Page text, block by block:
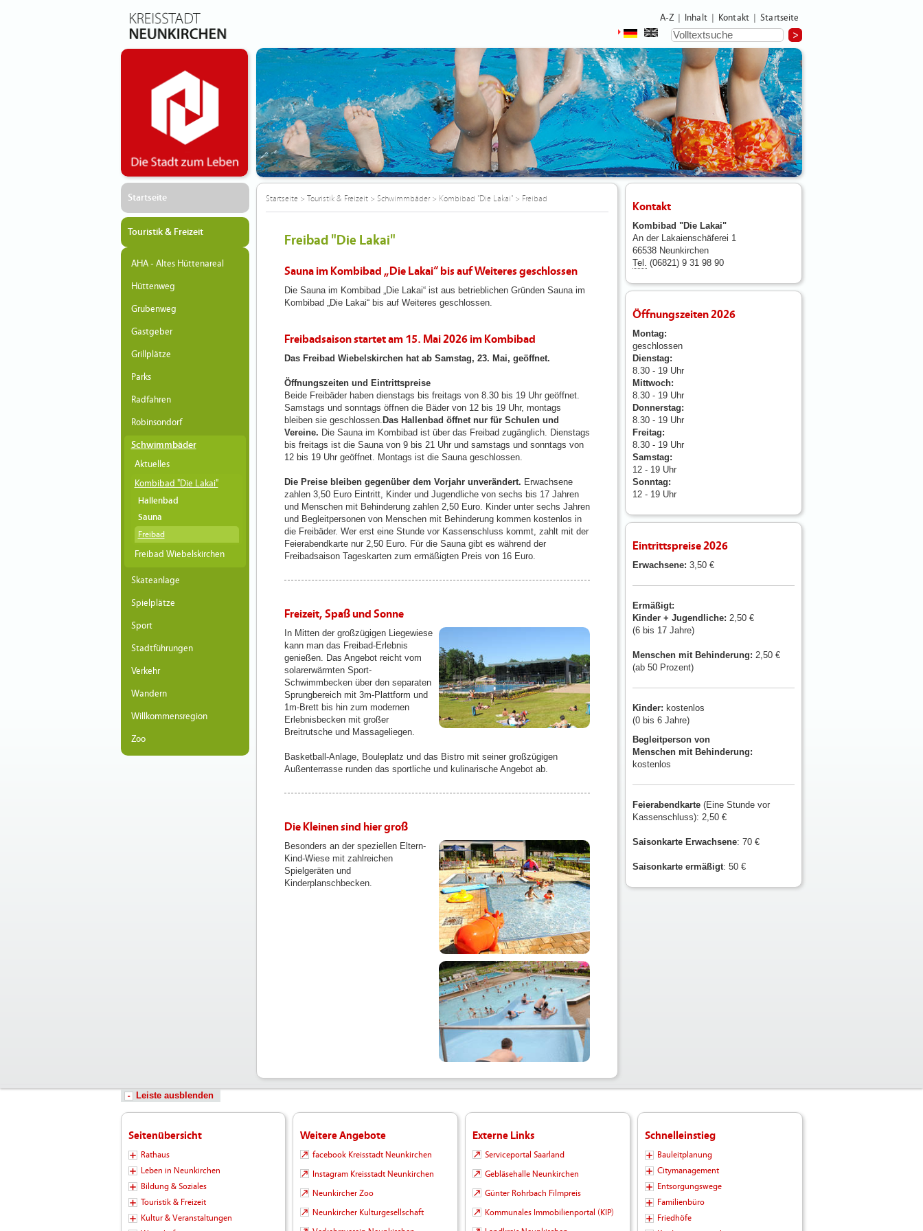
A-Z Inhalt Kontakt Startseite
Startseite
Touristik & Freizeit
AHA - Altes Hüttenareal
Hüttenweg
Grubenweg
Gastgeber
Grillplätze
Parks
Radfahren
Robinsondorf
Schwimmbäder
Aktuelles
Kombibad "Die Lakai"
Hallenbad
Sauna
Freibad
Freibad Wiebelskirchen
Skateanlage
Spielplätze
Sport
Stadtführungen
Verkehr
Wandern
Willkommensregion
Zoo
Startseite> Touristik & Freizeit> Schwimmbäder> Kombibad "Die Lakai"> Freibad
Freibad "Die Lakai"
Sauna im Kombibad „Die Lakai“ bis auf Weiteres geschlossen
Die Sauna im Kombibad „Die Lakai“ ist aus betrieblichen Gründen Sauna im
Kombibad „Die Lakai“ bis auf Weiteres geschlossen.
Freibadsaison startet am 15. Mai 2026 im Kombibad
Das Freibad Wiebelskirchen hat ab Samstag, 23. Mai, geöffnet.
Öffnungszeiten und Eintrittspreise
Beide Freibäder haben dienstags bis freitags von 8.30 bis 19 Uhr geöffnet.
Samstags und sonntags öffnen die Bäder von 12 bis 19 Uhr, montags
bleiben sie geschlossen. Das Hallenbad öffnet nur für Schulen und
Vereine. Die Sauna im Kombibad ist über das Freibad zugänglich. Dienstags
bis freitags ist die Sauna von 9 bis 21 Uhr und samstags und sonntags von
12 bis 19 Uhr geöffnet. Montags ist die Sauna geschlossen.
Die Preise bleiben gegenüber dem Vorjahr unverändert. Erwachsene
zahlen 3,50 Euro Eintritt, Kinder und Jugendliche von sechs bis 17 Jahren
und Menschen mit Behinderung zahlen 2,50 Euro. Kinder unter sechs Jahren
und Begleitpersonen von Menschen mit Behinderung kommen kostenlos in
die Freibäder. Wer erst eine Stunde vor Kassenschluss kommt, zahlt mit der
Feierabendkarte nur 2,50 Euro. Für die Sauna gibt es während der
Freibadsaison Tageskarten zum ermäßigten Preis von 16 Euro.
Freizeit, Spaß und Sonne
In Mitten der großzügigen Liegewiese
kann man das Freibad-Erlebnis
genießen. Das Angebot reicht vom
solarerwärmten Sport-
Schwimmbecken über den separaten
Sprungbereich mit 3m-Plattform und
1m-Brett bis hin zum modernen
Erlebnisbecken mit großer
Breitrutsche und Massageliegen.
Basketball-Anlage, Bouleplatz und das Bistro mit seiner großzügigen
Außenterrasse runden das sportliche und kulinarische Angebot ab.
Die Kleinen sind hier groß
Besonders an der speziellen Eltern-
Kind-Wiese mit zahlreichen
Spielgeräten und
Kinderplanschbecken.
Kontakt
Kombibad "Die Lakai"
An der Lakaienschäferei 1
66538 Neunkirchen
Tel. (06821) 9 31 98 90
Öffnungszeiten 2026
Montag:
geschlossen
Dienstag:
8.30 - 19 Uhr
Mittwoch:
8.30 - 19 Uhr
Donnerstag:
8.30 - 19 Uhr
Freitag:
8.30 - 19 Uhr
Samstag:
12 - 19 Uhr
Sonntag:
12 - 19 Uhr
Eintrittspreise 2026
Erwachsene: 3,50 €
Ermäßigt:
Kinder + Jugendliche: 2,50 €
(6 bis 17 Jahre)
Menschen mitBehinderung: 2,50 €
(ab 50 Prozent)
Kinder: kostenlos
(0 bis 6 Jahre)
Begleitperson von
Menschen mit Behinderung:
kostenlos
Feierabendkarte (Eine Stunde vor
Kassenschluss): 2,50 €
Saisonkarte Erwachsene: 70 €
Saisonkarte ermäßigt: 50 €
Leiste ausblenden
Seitenübersicht
Rathaus
Leben in Neunkirchen
Bildung & Soziales
Touristik & Freizeit
Kultur & Veranstaltungen
Weitere Angebote
facebook Kreisstadt Neunkirchen
Instagram Kreisstadt Neunkirchen
Neunkircher Zoo
Neunkircher Kulturgesellschaft
Externe Links
Serviceportal Saarland
Gebläsehalle Neunkirchen
Günter Rohrbach Filmpreis
Kommunales Immobilienportal (KIP)
Schnelleinstieg
Bauleitplanung
Citymanagement
Entsorgungswege
Familienbüro
Friedhöfe